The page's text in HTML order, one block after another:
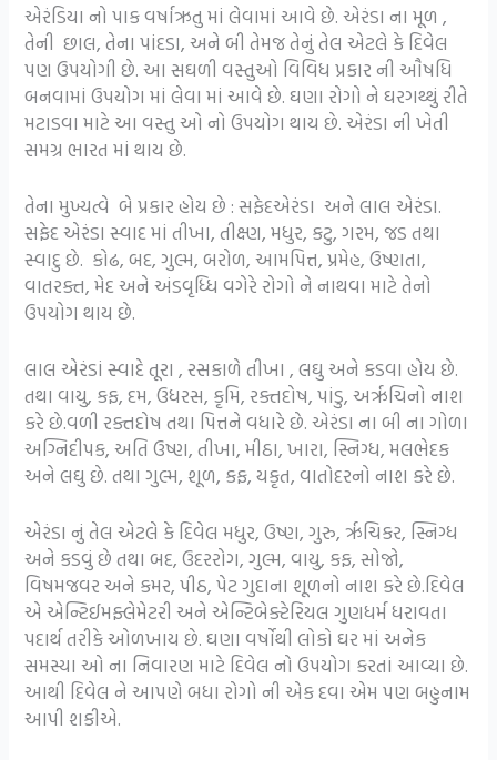
એરંડિયા નો પાક વર્ષાઋતુ માં લેવામાં આવે છે. એરંડા ના મૂળ ,
તેની છાલ, તેના પાંદડા, અને બી તેમજ તેનું તેલ એટલે કે દિવેલ
પણ ઉપયોગી છે. આ સઘળી વસ્તુઓ વિવિધ પ્રકાર ની ઔષધિ
બનવામાં ઉપયોગ માં લેવા માં આવે છે. ઘણા રોગો ને ઘરગથ્થું રીતે
મટાડવા માટે આ વસ્તુ ઓ નો ઉપયોગ થાય છે. એરંડા ની ખેતી
સમગ્ર ભારત માં થાય છે.
તેના મુખ્યત્વે બે પ્રકાર હોય છે : સફેદએરંડા અને લાલ એરંડા.
સફેદ એરંડા સ્વાદ માં તીખા, તીક્ષ્ણ, મધુર, કટુ, ગરમ, જડ તથા
સ્વાદુ છે. કોઢ, બદ, ગુલ્મ, બરોળ, આમપિત્ત, પ્રમેહ, ઉષ્ણતા,
વાતરક્ત, મેદ અને અંડવૃધ્ધિ વગેરે રોગો ને નાથવા માટે તેનો
ઉપયોગ થાય છે.
લાલ એરંડાં સ્વાદે તૂરા , રસકાળે તીખા , લઘુ અને કડવા હોય છે.
તથા વાયુ, કફ, દમ, ઉધરસ, કૃમિ, રક્તદોષ, પાંડુ, અરૃચિનો નાશ
કરે છે.વળી રક્તદોષ તથા પિત્તને વધારે છે. એરંડા ના બી ના ગોળા
અગ્નિદીપક, અતિ ઉષ્ણ, તીખા, મીઠા, ખારા, સ્નિગ્ધ, મલભેદક
અને લઘુ છે. તથા ગુલ્મ, શૂળ, કફ, યકૃત, વાતોદરનો નાશ કરે છે.
એરંડા નું તેલ એટલે કે દિવેલ મધુર, ઉષ્ણ, ગુરુ, રૃચિકર, સ્નિગ્ધ
અને કડવું છે તથા બદ, ઉદરરોગ, ગુલ્મ, વાયુ, કફ, સોજો,
વિષમજવર અને કમર, પીઠ, પેટ ગુદાના શૂળનો નાશ કરે છે.દિવેલ
એ એન્ટિઈમફ્લેમેટરી અને એન્ટિબેક્ટેરિયલ ગુણધર્મ ધરાવતા
પદાર્થ તરીકે ઓળખાય છે. ઘણા વર્ષોથી લોકો ઘર માં અનેક
સમસ્યા ઓ ના નિવારણ માટે દિવેલ નો ઉપયોગ કરતાં આવ્યા છે.
આથી દિવેલ ને આપણે બધા રોગો ની એક દવા એમ પણ બહુનામ
આપી શકીએ.